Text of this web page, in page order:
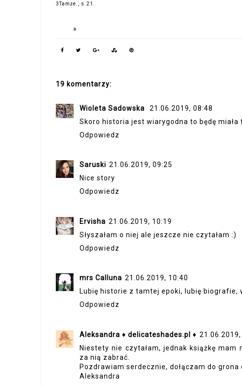
3Tamże., s.21.
19 komentarzy:
Wioleta Sadowska
21.06.2019, 08:48
Skoro historia jest wiarygodna to będę miała
Odpowiedz
Saruski 21.06.2019, 09:25
Nice story
Odpowiedz
Ervisha 21.06.2019, 10:19
Słyszałam o niej ale jeszcze nie czytałam :)
Odpowiedz
mrs Calluna 21.06.2019, 10:40
Lubię historie z tamtej epoki, lubię biografie,
Odpowiedz
Aleksandra ♦ delicateshades.pl ♦ 21.06.2019,
Niestety nie czytałam, jednak książkę
za nią zabrać.
Pozdrawiam serdecznie, dołączam do grona
Aleksandra